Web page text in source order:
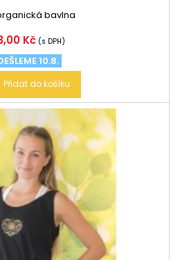
bavlna
Kč (s DPH)
10.8.
Přidat do košíku